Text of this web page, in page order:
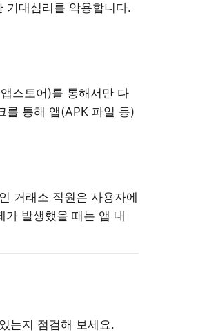
기대심리를 악용합니다.
스토어)를 통해서만 다
를 통해 앱(APK 파일 등)
거래소 직원은 사용자에
발생했을 때는 앱 내
는지 점검해 보세요.